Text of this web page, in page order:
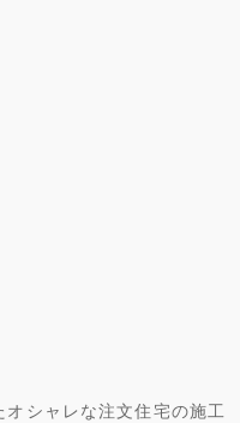
シャレな注文住宅の施工